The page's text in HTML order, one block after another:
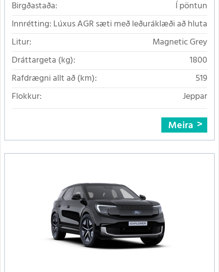
Birgðastaða:
Í pöntun
Innrétting: Lúxus AGR sæti með leðuráklæði að hluta
Litur:
Magnetic Grey
Dráttargeta (kg):
1800
Rafdrægni allt að (km):
519
Flokkur:
Jeppar
Meira